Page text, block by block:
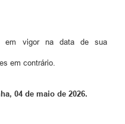
em vigor na data de sua
em contrário.
04 de maio de 2026.